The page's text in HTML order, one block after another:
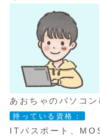
あおちゃのパソコ
持っている資格：
ITパスポート、